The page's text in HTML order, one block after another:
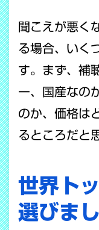
聞こえが悪く
る場合、いく
す。まず、補
ー、国産なの
のか、価格は
るところだと
世界ト
選びま